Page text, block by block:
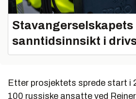
sanntidsinnsikt i
Etter prosjektets sprede start i
100 russiske ansatte ved